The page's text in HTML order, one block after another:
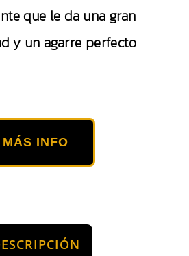
que le da una gran
y un agarre perfecto
MÁS INFO